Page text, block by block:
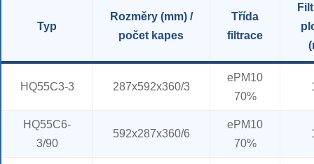
Typ
Rozměry (mm) /
počet kapes
Třída
filtrace
HQ55C3-3 287x592x360/3
ePM10
70%
HQ55C6-
3/90
592x287x360/6
ePM10
70%